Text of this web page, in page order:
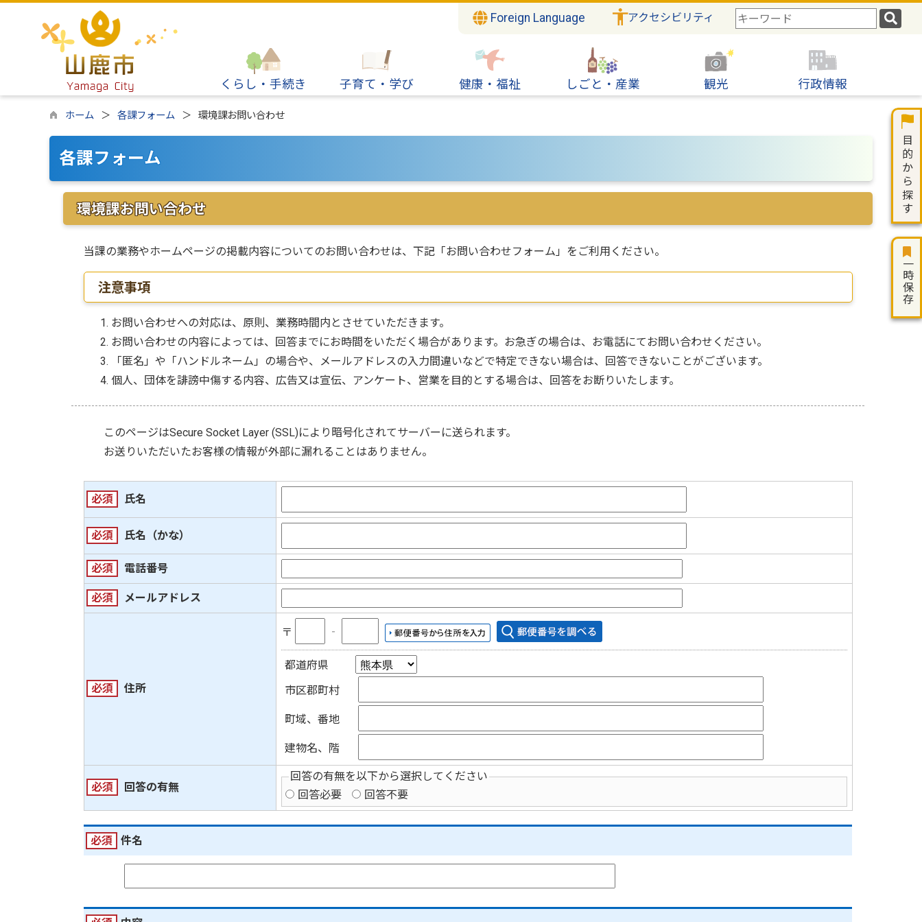
Foreign Language アクセシビリティ
検
ー
くらし・手続き 子育て・学び 健康・福祉 しごと・産業 観光 行政情報
ホーム 各課フォーム 環境課お問い合わせ
各課フォーム
環境課お問い合わせ
当課の業務やホームページの掲載内容についてのお問い合わせは、下記「お問い合わせフォーム」をご利用ください。
注意事項
お問い合わせへの対応は、原則、業務時間内とさせていただきます。
お問い合わせの内容によっては、回答までにお時間をいただく場合があります。お急ぎの場合は、お電話にてお問い合わせください。
「匿名」や「ハンドルネーム」の場合や、メールアドレスの入力間違いなどで特定できない場合は、回答できないことがございます。
個人、団体を誹謗中傷する内容、広告又は宣伝、アンケート、営業を目的とする場合は、回答をお断りいたします。
このページはSecure Socket Layer (SSL)により暗号化されてサーバーに送られます。
お送りいただいたお客様の情報が外部に漏れることはありません。
必須 氏名
必須 氏名（かな）
必須 電話番号
必須 メールアドレス
必須 住所
〒 ‐
都道府県
市区郡町村
町域、番地
建物名、階
必須 回答の有無
回答の有無を以下から選択してください
回答必要
回答不要
必須 件名
一時保存